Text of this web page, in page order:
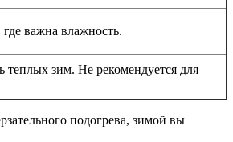
важна влажность.
теплых зим. Не рекомендуется для
подогрева, зимой вы